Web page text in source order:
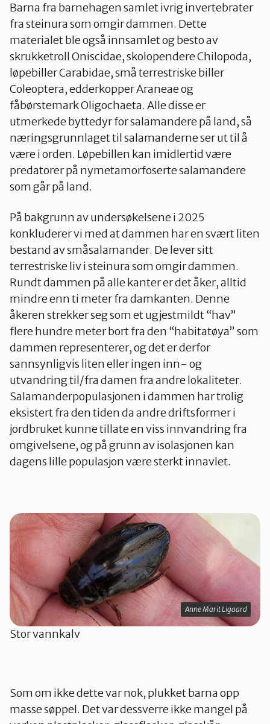
Barna fra barnehagen samlet ivrig invertebrater
fra steinura som omgir dammen. Dette
materialet ble også innsamlet og besto av
skrukketroll Oniscidae, skolopendere Chilopoda,
løpebiller Carabidae, små terrestriske biller
Coleoptera, edderkopper Araneae og
fåbørstemark Oligochaeta. Alle disse er
utmerkede byttedyr for salamandere på land, så
næringsgrunnlaget til salamanderne ser ut til å
være i orden. Løpebillen kan imidlertid være
predatorer på nymetamorfoserte salamandere
som går på land.
På bakgrunn av undersøkelsene i 2025
konkluderer vi med at dammen har en svært liten
bestand av småsalamander. De lever sitt
terrestriske liv i steinura som omgir dammen.
Rundt dammen på alle kanter er det åker, alltid
mindre enn ti meter fra damkanten. Denne
åkeren strekker seg som et ugjestmildt “hav”
flere hundre meter bort fra den “habitatøya” som
dammen representerer, og det er derfor
sannsynligvis liten eller ingen inn- og
utvandring til/fra damen fra andre lokaliteter.
Salamanderpopulasjonen i dammen har trolig
eksistert fra den tiden da andre driftsformer i
jordbruket kunne tillate en viss innvandring fra
omgivelsene, og på grunn av isolasjonen kan
dagens lille populasjon være sterkt innavlet.
Anne Marit Ligaard
Stor vannkalv
Som om ikke dette var nok, plukket barna opp
masse søppel. Det var dessverre ikke mangel på